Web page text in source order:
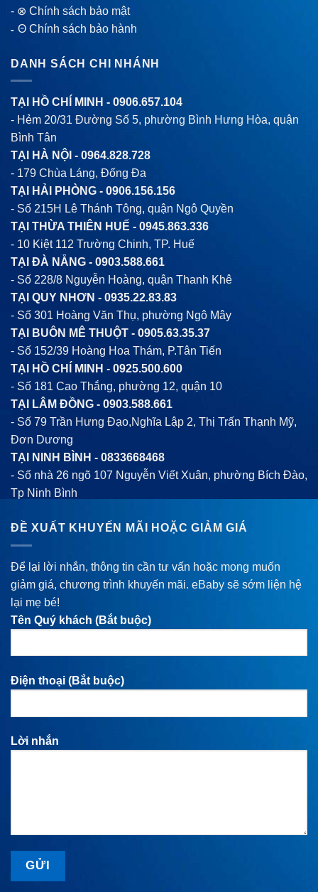
- ⊗ Chính sách bảo mật
-Θ Chính sách bảo hành
DANH SÁCH CHI NHÁNH
TẠI HỒ CHÍ MINH - 0906.657.104
- Hẻm 20/31 Đường Số 5, phường Bình Hưng Hòa, quận
Bình Tân
TẠI HÀ NỘI - 0964.828.728
- 179 Chùa Láng, Đống Đa
TẠI HẢI PHÒNG - 0906.156.156
- Số 215H Lê Thánh Tông, quận Ngô Quyền
TẠI THỪA THIÊN HUẾ - 0945.863.336
- 10 Kiệt 112 Trường Chinh, TP. Huế
TẠI ĐÀ NẴNG - 0903.588.661
- Số 228/8 Nguyễn Hoàng, quận Thanh Khê
TẠI QUY NHƠN - 0935.22.83.83
- Số 301 Hoàng Văn Thụ, phường Ngô Mây
TẠI BUÔN MÊ THUỘT - 0905.63.35.37
- Số 152/39 Hoàng Hoa Thám, P.Tân Tiến
TẠI HỒ CHÍ MINH - 0925.500.600
- Số 181 Cao Thắng, phường 12, quận 10
TẠI LÂM ĐỒNG - 0903.588.661
- Số 79 Trần Hưng Đạo,Nghĩa Lập 2, Thị Trấn Thạnh Mỹ,
Đơn Dương
TẠI NINH BÌNH - 0833668468
- Số nhà 26 ngõ 107 Nguyễn Viết Xuân, phường Bích Đào,
Tp Ninh Bình
ĐỀ XUẤT KHUYẾN MÃI HOẶC GIẢM GIÁ
Để lại lời nhắn, thông tin cần tư vấn hoặc mong muốn
giảm giá, chương trình khuyến mãi. eBaby sẽ sớm liện hệ
lại mẹ bé!
Tên Quý khách (Bắt buộc)
Điện thoại (Bắt buộc)
Lời nhắn